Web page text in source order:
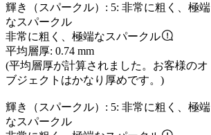
輝き（スパークル）: 5: 非常に粗く、極端
なスパークル
非常に粗く、極端なスパークル
平均層厚: 0.74 mm
(平均層厚が計算されました。お客様のオ
ブジェクトはかなり厚めです。)
輝き（スパークル）: 5: 非常に粗く、極端
なスパークル